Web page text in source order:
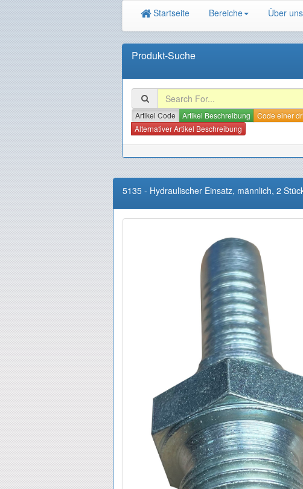
Startseite Bereiche Über uns
Produkt-Suche
Artikel Code Artikel Beschreibung
Code einer
Alternativer Artikel Beschreibung
5135 - Hydraulischer Einsatz, männlich, 2